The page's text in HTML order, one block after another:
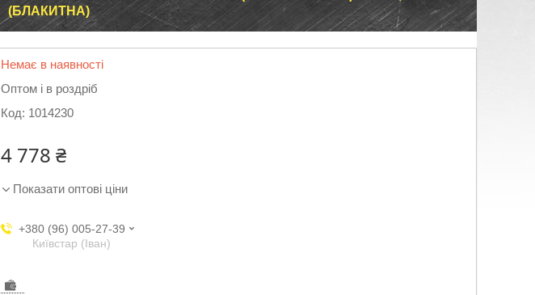
(БЛАКИТНА)
Немає в наявності
Оптом і в роздріб
Код: 1014230
4 778 ₴
Показати оптові ціни
+380 (96) 005-27-39
Київстар (Іван)